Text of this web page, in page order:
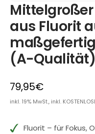
aus Fluorit
(A-Qualität)
79,95€
inkl. 19% MwSt., inkl.
Fluorit – für Fokus,